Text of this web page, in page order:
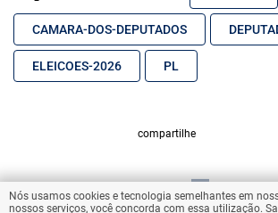
CAMARA-DOS-DEPUTADOS
ELEICOES-2026 PL
compartilhe
VOLTAR AO TOPO
Nós usamos cookies e tecnologia semelhantes em
nossos serviços, você concorda com essa utilização.